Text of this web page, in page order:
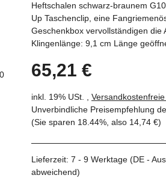
Heftschalen schwarz-braunem
Up Taschenclip, eine
Geschenkbox vervollständigen die
Klingenlänge: 9,1 cm Länge
65,21 €
inkl. 19% USt. ,
Unverbindliche Preisempfehlung
(Sie sparen 18.44% , also 14,74 €)
Lieferzeit: 7 - 9 Werktage (DE -
abweichend)